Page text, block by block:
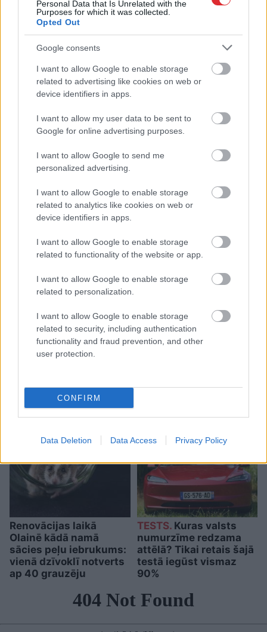
Personal Data that Is Unrelated with the
Purposes for which it was collected.
Opted Out
Google consents
I want to allow Google to enable storage
related to advertising like cookies on web or
device identifiers in apps.
I want to allow my user data to be sent to
Google for online advertising purposes.
I want to allow Google to send me
personalized advertising.
I want to allow Google to enable storage
related to analytics like cookies on web or
device identifiers in apps.
I want to allow Google to enable storage
related to functionality of the website or app.
I want to allow Google to enable storage
related to personalization.
I want to allow Google to enable storage
related to security, including authentication
functionality and fraud prevention, and other
user protection.
CONFIRM
Data Deletion Data Access Privacy Policy
Cik tālu deputāts var
aizbraukt par valsts
naudu? Sabiedrība sāk
vareni cipari
“Nu šī ir cilvēku
krāpšana!” Depozīta
trauks – pasākumu
apmeklētāji sāk
“Tikai bagātie izmanto
sabiedrisko transportu?”
Ģimene gribēja pavizināties
ar vilcienu, bet biļešu cena
lika pārdomāt
Renovācijas laikā
Olainē kādā namā
sācies peļu iebrukums:
vienā dzīvoklī notverts
ap 40 grauzēju
TESTS.Kuras valsts
numurzīme redzama
attēlā? Tikai retais šajā
testā iegūst vismaz
90%
Atcelt Ziņot